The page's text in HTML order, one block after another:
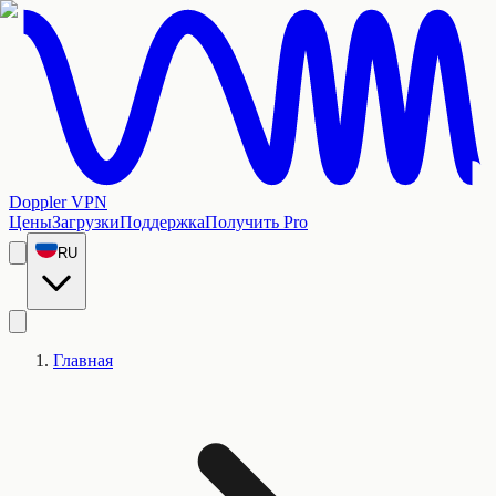
Doppler VPN
ЦеныЗагрузкиПоддержкаПолучить Pro
RU
Главная